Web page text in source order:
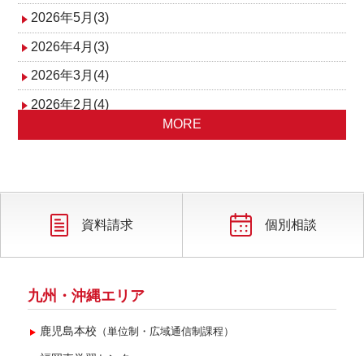
ン2026年5月(3)
2026年4月(3)
2026年3月(4)
2026年2月(4)
2025年11月(4)
2025年10月(3)
2025年6月(5)
2025年5月(2)
MORE
資料請求 個別相談
九州・沖縄エリア
鹿児島本校 （単位制・広域通信制課程）